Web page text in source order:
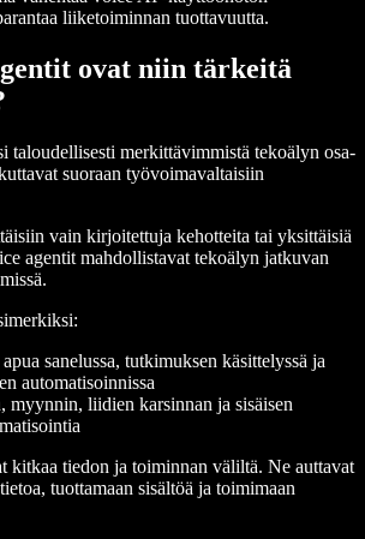
liiketoiminnan tuottavuutta.
ovat niin tärkeitä
taloudellisesti merkittävimmistä tekoälyn osa-
suoraan työvoimavaltaisiin
vain kirjoitettuja kehotteita tai yksittäisiä
agentit mahdollistavat tekoälyn jatkuvan
sanelussa, tutkimuksen käsittelyssä ja
automatisoinnissa
myynnin, liidien karsinnan ja sisäisen
kitkaa tiedon ja toiminnan väliltä. Ne auttavat
tuottamaan sisältöä ja toimimaan